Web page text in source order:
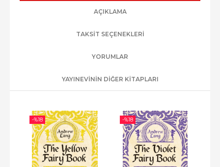
AÇIKLAMA
TAKSIT SEÇENEKLERI
YORUMLAR
YAYINEVININ DIĞER KITAPLARI
-%18 -%18